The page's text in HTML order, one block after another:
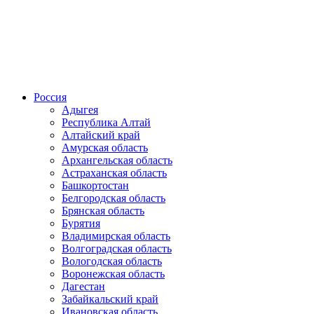
Россия
Адыгея
Республика Алтай
Алтайский край
Амурская область
Архангельская область
Астраханская область
Башкортостан
Белгородская область
Брянская область
Бурятия
Владимирская область
Волгоградская область
Вологодская область
Воронежская область
Дагестан
Забайкальский край